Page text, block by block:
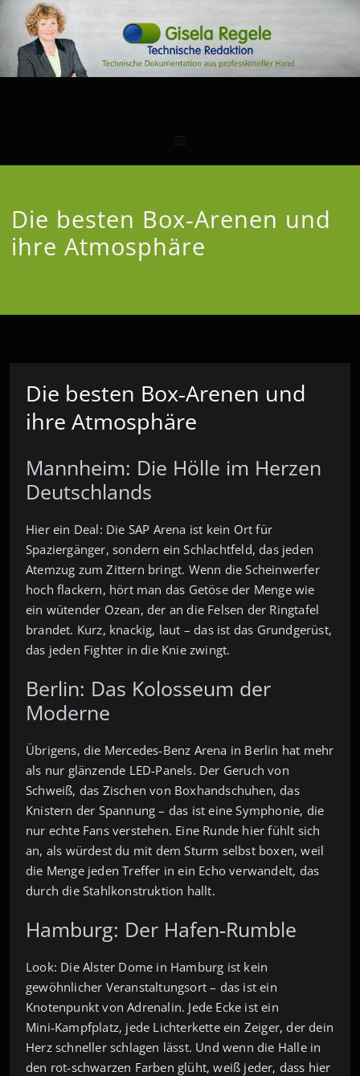
Die besten Box‑Arenen und
ihre Atmosphäre
Die besten Box‑Arenen und
ihre Atmosphäre
Mannheim: Die Hölle im Herzen
Deutschlands
Hier ein Deal: Die SAP Arena ist kein Ort für
Spaziergänger, sondern ein Schlachtfeld, das jeden
Atemzug zum Zittern bringt. Wenn die Scheinwerfer
hoch flackern, hört man das Getöse der Menge wie
ein wütender Ozean, der an die Felsen der Ringtafel
brandet. Kurz, knackig, laut – das ist das Grundgerüst,
das jeden Fighter in die Knie zwingt.
Berlin: Das Kolosseum der
Moderne
Übrigens, die Mercedes-Benz Arena in Berlin hat mehr
als nur glänzende LED‑Panels. Der Geruch von
Schweiß, das Zischen von Boxhandschuhen, das
Knistern der Spannung – das ist eine Symphonie, die
nur echte Fans verstehen. Eine Runde hier fühlt sich
an, als würdest du mit dem Sturm selbst boxen, weil
die Menge jeden Treffer in ein Echo verwandelt, das
durch die Stahlkonstruktion hallt.
Hamburg: Der Hafen‑Rumble
Look: Die Alster Dome in Hamburg ist kein
gewöhnlicher Veranstaltungsort – das ist ein
Knotenpunkt von Adrenalin. Jede Ecke ist ein
Mini‑Kampfplatz, jede Lichterkette ein Zeiger, der dein
Herz schneller schlagen lässt. Und wenn die Halle in
den rot‑schwarzen Farben glüht, weiß jeder, dass hier